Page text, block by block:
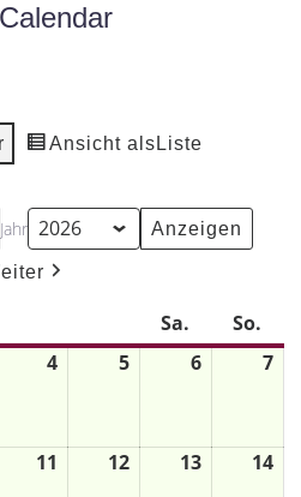
Ansicht als Liste
Jahr
Sa.
So.
4 5 6 7
11 12 13 14